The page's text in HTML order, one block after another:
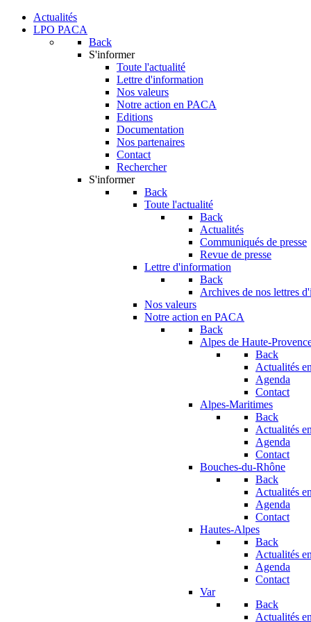
Actualités
LPO PACA
Back
S'informer
Toute l'actualité
Lettre d'information
Nos valeurs
Notre action en PACA
Editions
Documentation
Nos partenaires
Contact
Rechercher
S'informer
Back
Toute l'actualité
Back
Actualités
Communiqués de presse
Revue de presse
Lettre d'information
Back
Archives de nos lettres
Nos valeurs
Notre action en PACA
Back
Alpes de Haute-
Back
Actualités
Agenda
Contact
Alpes-Maritimes
Back
Actualités
Agenda
Contact
Bouches-du-Rhône
Back
Actualités
Agenda
Contact
Hautes-Alpes
Back
Actualités
Agenda
Contact
Var
Back
Actualités